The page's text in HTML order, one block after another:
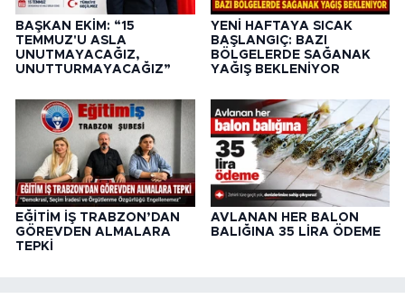
BAŞKAN EKİM: “15
TEMMUZ'U ASLA
UNUTMAYACAĞIZ,
UNUTTURMAYACAĞIZ”
YENİ HAFTAYA SICAK
BAŞLANGIÇ: BAZI
BÖLGELERDE SAĞANAK
YAĞIŞ BEKLENİYOR
EĞİTİM İŞ TRABZON’DAN
GÖREVDEN ALMALARA
TEPKİ
AVLANAN HER BALON
BALIĞINA 35 LİRA ÖDEME